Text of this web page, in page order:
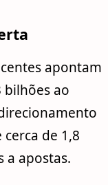
apontam
bilhões ao
de 1,8
a apostas.